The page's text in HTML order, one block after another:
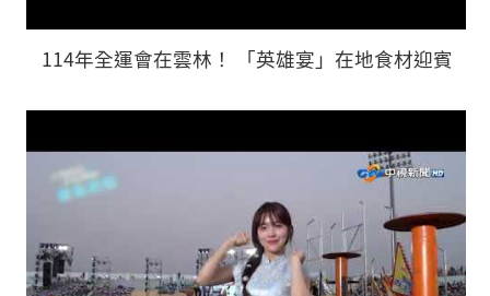
114年全運會在雲林！ 「英雄宴」在地食材迎賓